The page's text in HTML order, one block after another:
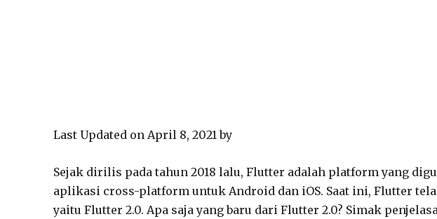
Last Updated on April 8, 2021 by
Sejak dirilis pada tahun 2018 lalu, Flutter adalah platform yang
aplikasi cross-platform untuk Android dan iOS. Saat ini, Flutter
yaitu Flutter 2.0. Apa saja yang baru dari Flutter 2.0? Simak